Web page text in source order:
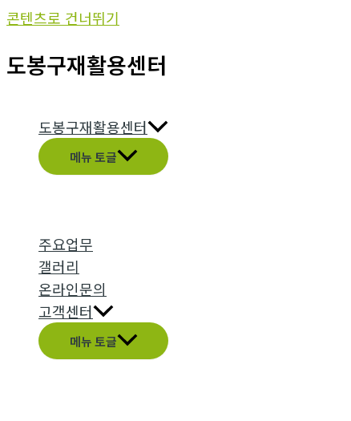
콘텐츠로 건너뛰기
도봉구재활용센터
도봉구재활용센터
메뉴 토글
주요업무
갤러리
온라인문의
고객센터
메뉴 토글